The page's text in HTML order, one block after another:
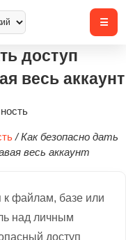
доступ
весь аккаунт
/ Как безопасно дать
весь аккаунт
к файлам, базе или
над личным
доступ